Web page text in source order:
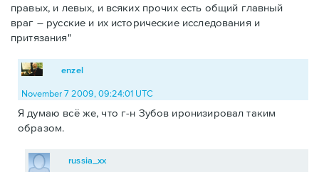
правых, и левых, и всяких прочих есть общий главный
враг – русские и их исторические исследования и
притязания"
enzel
November 7 2009, 09:24:01 UTC
Я думаю всё же, что г-н Зубов иронизировал таким
образом.
russia_xx